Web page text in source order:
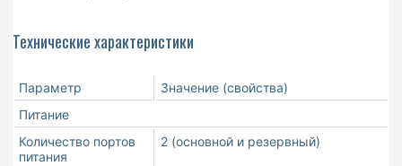
Технические характеристики
Параметр
Значение (свойства)
Питание
Количество портов
питания
2 (основной и резервный)